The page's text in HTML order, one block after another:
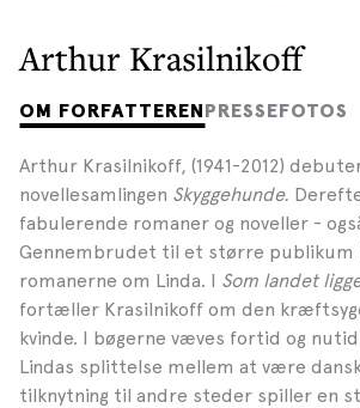
Arthur Krasilnikoff
OM FORFATTERENPRESSEFOTOS
Arthur Krasilnikoff, (1941-2012)
novellesamlingen Skyggehunde.
fabulerende romaner og noveller -
Gennembrudet til et større publikum
romanerne om Linda. I Som landet
fortæller Krasilnikoff om den
kvinde. I bøgerne væves fortid og
Lindas splittelse mellem at være
tilknytning til andre steder spiller en